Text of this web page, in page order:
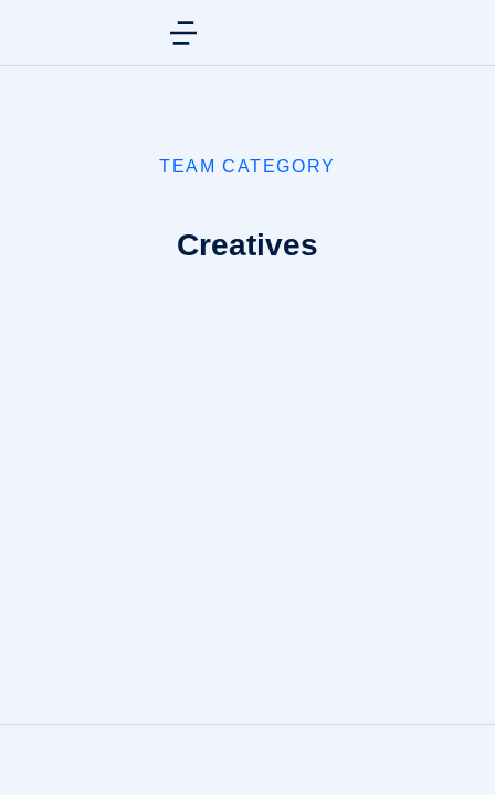
TEAM CATEGORY
Creatives